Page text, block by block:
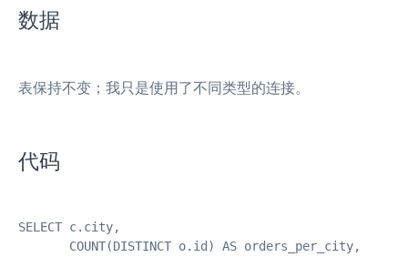
数据
表保持不变；我只是使用了不同类型的连接。
代码
SELECT c.city,
       COUNT(DISTINCT o.id) AS orders_per_city,